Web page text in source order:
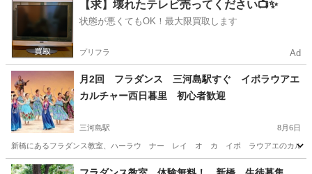
【求】壊れたテレビ売ってください📺✨
状態が悪くてもOK！最大限買取します
プリフラ Ad
月2回 フラダンス 三河島駅すぐ イポラウアエ
カルチャー西日暮里 初心者歓迎
三河島駅 8月6日
新橋にあるフラダンス教室、ハーラウ ナー レイ オ カ イポ ラウアエのカルチャ
東京 荒川区 三河島駅 フラダンス レッスン